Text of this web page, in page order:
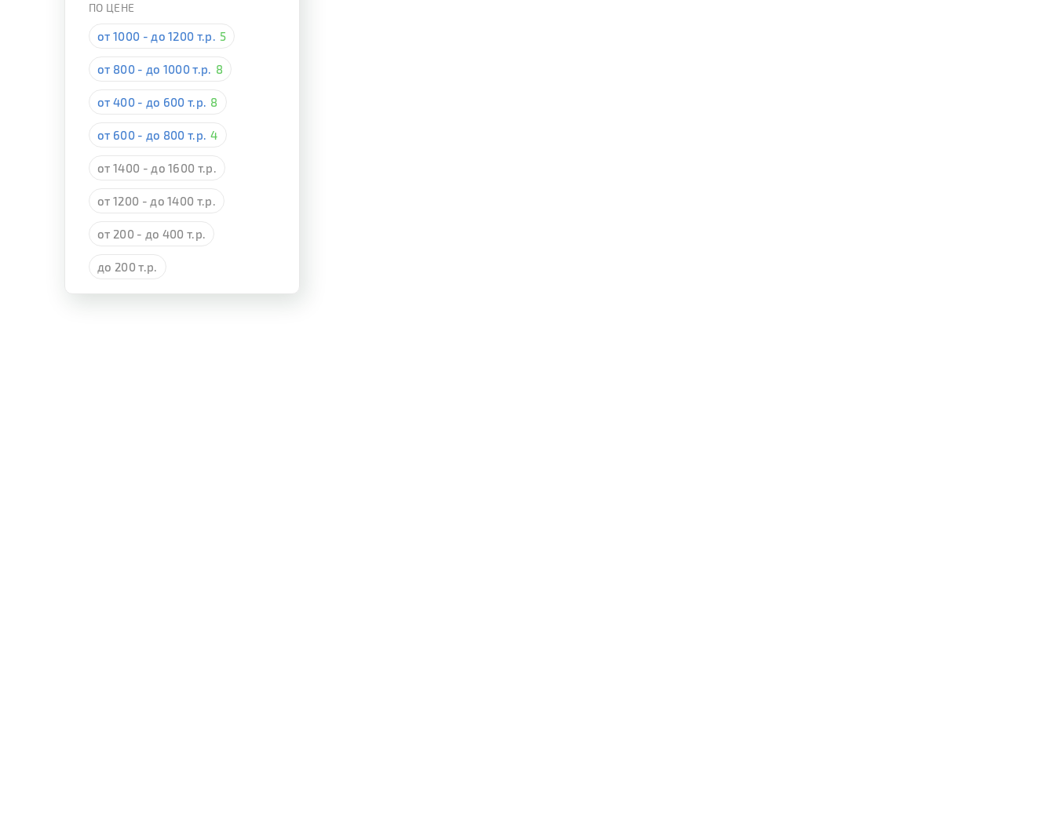
ПО ЦЕНЕ
от 1000 - до 1200 т.р. 5
от 800 - до 1000 т.р. 8
от 400 - до 600 т.р. 8
от 600 - до 800 т.р. 4
от 1400 - до 1600 т.р.
от 1200 - до 1400 т.р.
от 200 - до 400 т.р.
до 200 т.р.